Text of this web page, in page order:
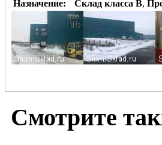
Назначение: Склад класса B,
Смотрите